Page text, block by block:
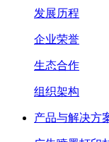
发展历程
企业荣誉
生态合作
组织架构
产品与解决方